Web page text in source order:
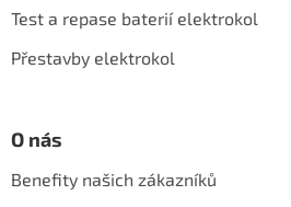
Test a repase baterií elektrokol
Přestavby elektrokol
O nás
Benefity našich zákazníků